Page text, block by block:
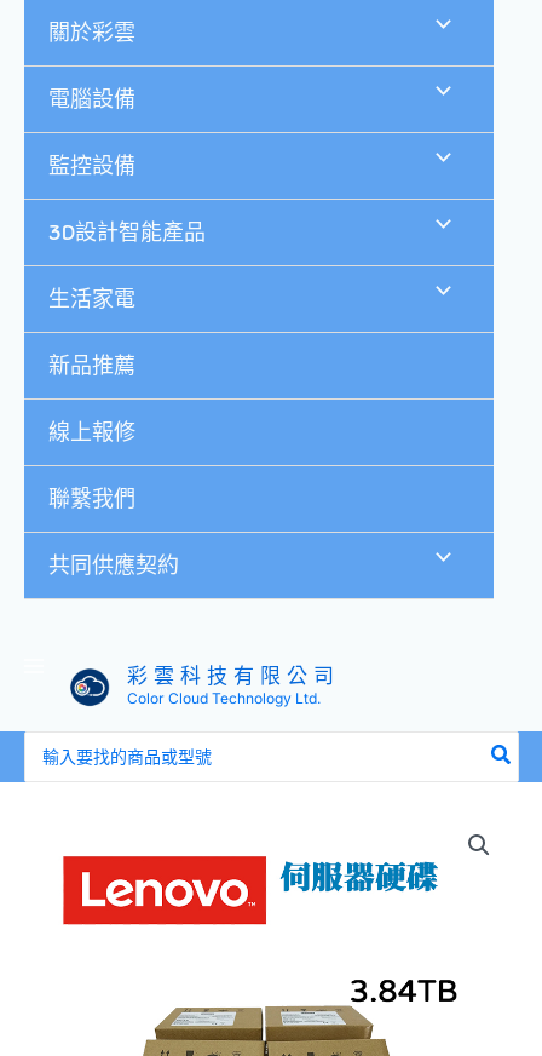
關於彩雲
電腦設備
監控設備
3D設計智能產品
生活家電
新品推薦
線上報修
聯繫我們
共同供應契約
彩 雲 科 技 有 限 公 司
Color Cloud Technology Ltd.
尋：